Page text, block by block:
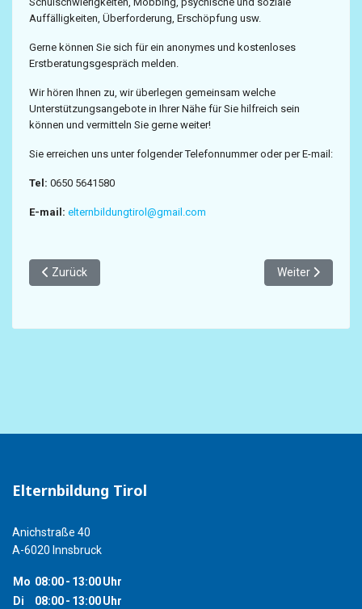
Auffälligkeiten, Überforderung, Erschöpfung usw.
Gerne können Sie sich für ein anonymes und kostenloses
Erstberatungsgespräch melden.
Wir hören Ihnen zu, wir überlegen gemeinsam welche
Unterstützungsangebote in Ihrer Nähe für Sie hilfreich sein
können und vermitteln Sie gerne weiter!
Sie erreichen uns unter folgender Telefonnummer oder per E-mail:
Tel: 0650 5641580
E-mail: elternbildungtirol@gmail.com
Vorheriger Beitrag: Elternbildung Tirol - bei allen Fragen rund
Zurück Nächster
Weiter
Elternbildung Tirol
Anichstraße 40
A-6020 Innsbruck
Mo 08:00- 13:00Uhr
Di
08:00- 13:00Uhr